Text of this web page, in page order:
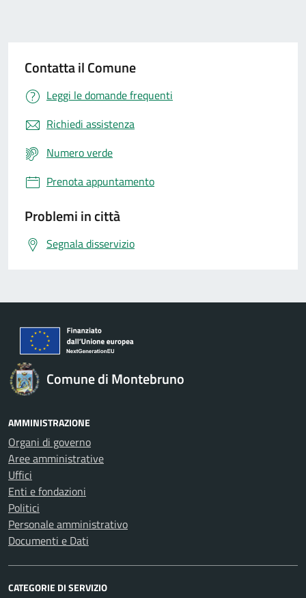
Contatta il Comune
Leggi le domande frequenti
Richiedi assistenza
Numero verde
Prenota appuntamento
Problemi in città
Segnala disservizio
Comune di Montebruno
AMMINISTRAZIONE
Organi di governo
Aree amministrative
Uffici
Enti e fondazioni
Politici
Personale amministrativo
Documenti e Dati
CATEGORIE DI SERVIZIO